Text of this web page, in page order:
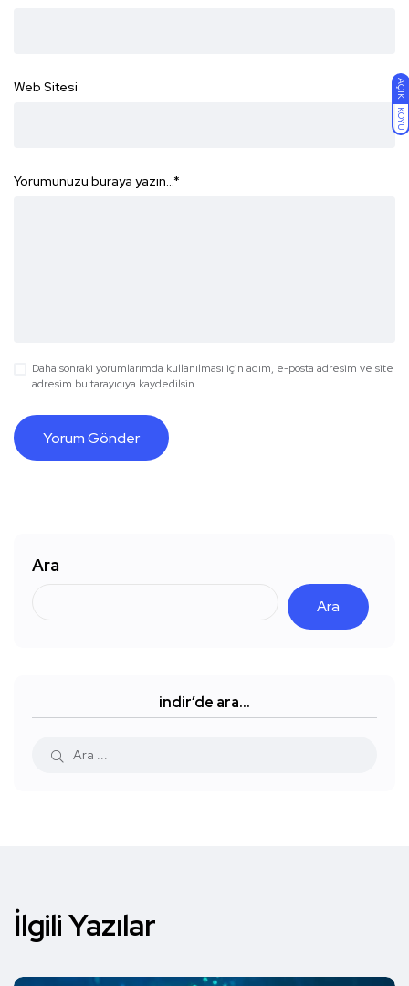
AÇIK
KOYU
Web Sitesi
Yorumunuzu buraya yazın...*
Daha sonraki yorumlarımda kullanılması için adım, e-posta adresim ve site
adresim bu tarayıcıya kaydedilsin.
Ara
Ara
indir’de ara…
İlgili Yazılar